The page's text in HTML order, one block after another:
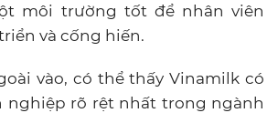
môi trường tốt để nhân viên
và cống hiến.
vào, có thể thấy Vinamilk có
nghiệp rõ rệt nhất trong ngành